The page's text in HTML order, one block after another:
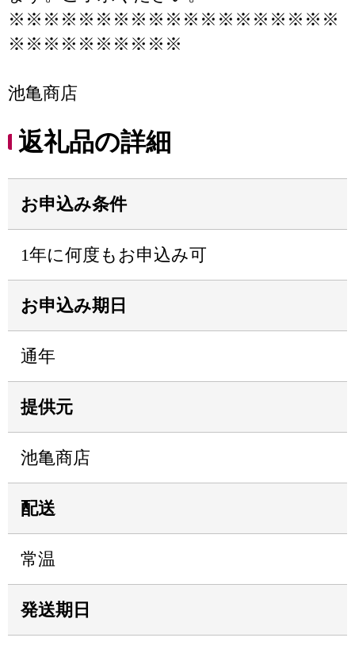
※※※※※※※※※※※※※※※※※※※
※※※※※※※※※※
池亀商店
返礼品の詳細
お申込み条件
1年に何度もお申込み可
お申込み期日
通年
提供元
池亀商店
配送
常温
発送期日